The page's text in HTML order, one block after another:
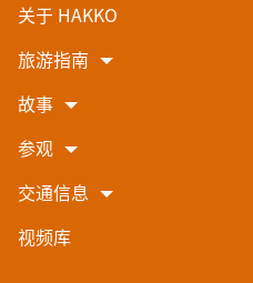
关于 HAKKO
旅游指南
故事
参观
交通信息
视频库